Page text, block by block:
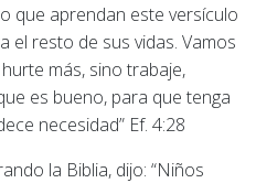
que aprendan este versículo
el resto de sus vidas. Vamos
más, sino trabaje,
es bueno, para que tenga
necesidad” Ef. 4:28
la Biblia, dijo: “Niños